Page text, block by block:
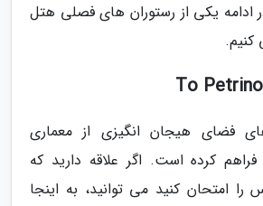
یکی از رستوران های فصلی هتل
کنیم.
فضای هیجان انگیزی از معماری
فراهم کرده است. اگر علاقه دارید که
امتحان کنید می توانید، به اینجا